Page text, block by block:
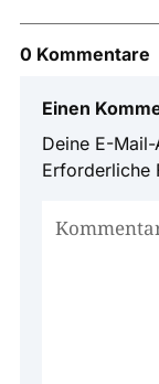
0 Kommentare
Einen
Deine E-
Erforderliche